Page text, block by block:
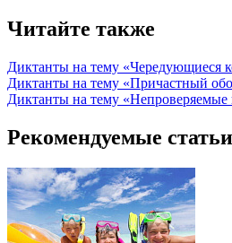
Читайте также
Диктанты на тему «Чередующиеся
Диктанты на тему «Причастный
Диктанты на тему «Непроверяемые
Рекомендуемые